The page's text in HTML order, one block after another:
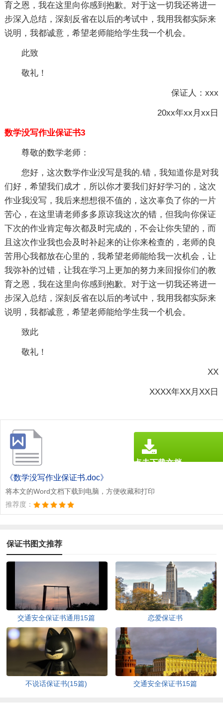
育之恩，我在这里向你感到抱歉。对于这一切我还将进一
步深入总结，深刻反省在以后的考试中，我用我都实际来
说明，我都诚意，希望老师能给学生我一个机会。
此致
敬礼！
保证人：xxx
20xx年xx月xx日
数学没写作业保证书3
尊敬的数学老师：
您好，这次数学作业没写是我的.错，我知道你是对我
们好，希望我们成才，所以你才要我们好好学习的，这次
作业我没写，我后来想想很不值的，这次辜负了你的一片
苦心，在这里请老师多多原谅我这次的错，但我向你保证
下次的作业肯定每次都及时完成的，不会让你失望的，而
且这次作业我也会及时补起来的让你来检查的，老师的良
苦用心我都放在心里的，我希望老师能给我一次机会，让
我弥补的过错，让我在学习上更加的努力来回报你们的教
育之恩，我在这里向你感到抱歉。对于这一切我还将进一
步深入总结，深刻反省在以后的考试中，我用我都实际来
说明，我都诚意，希望老师能给学生我一个机会。
致此
敬礼！
XX
XXXX年XX月XX日
《数学没写作业保证书.doc》
将本文的Word文档下载到电脑，方便收藏和打印
推荐度：
点击下载文档
保证书图文推荐
交通安全保证书通用15篇 恋爱保证书
不说话保证书(15篇) 交通安全保证书15篇